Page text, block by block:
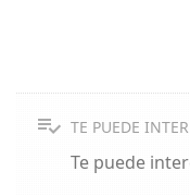
TE PUEDE
Te puede